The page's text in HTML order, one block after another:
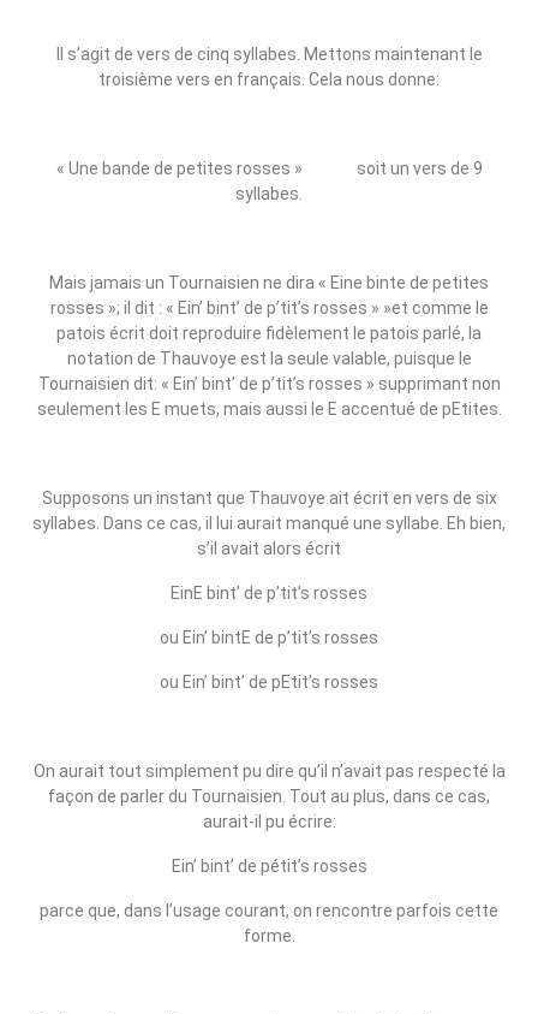
Il s’agit de vers de cinq syllabes. Mettons maintenant le
troisième vers en français. Cela nous donne:
« Une bande de petites rosses » soit un vers de 9
syllabes.
Mais jamais un Tournaisien ne dira « Eine binte de petites
rosses »; il dit : « Ein’ bint’ de p’tit’s rosses » »et comme le
patois écrit doit reproduire fidèlement le patois parlé, la
notation de Thauvoye est la seule valable, puisque le
Tournaisien dit: « Ein’ bint’ de p’tit’s rosses » supprimant non
seulement les E muets, mais aussi le E accentué de pEtites.
Supposons un instant que Thauvoye ait écrit en vers de six
syllabes. Dans ce cas, il lui aurait manqué une syllabe. Eh bien,
s’il avait alors écrit
EinE bint’ de p’tit’s rosses
ou Ein’ bintE de p’tit’s rosses
ou Ein’ bint’ de pEtit’s rosses
On aurait tout simplement pu dire qu’il n’avait pas respecté la
façon de parler du Tournaisien. Tout au plus, dans ce cas,
aurait‑il pu écrire:
Ein’ bint’ de pétit’s rosses
parce que, dans l’usage courant, on rencontre parfois cette
forme.